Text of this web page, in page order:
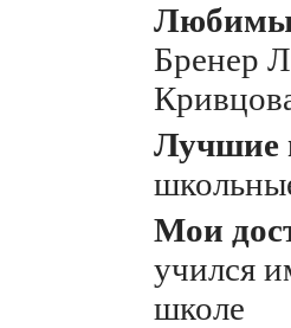
Бренер
Лучшие
Мои
учился
школе